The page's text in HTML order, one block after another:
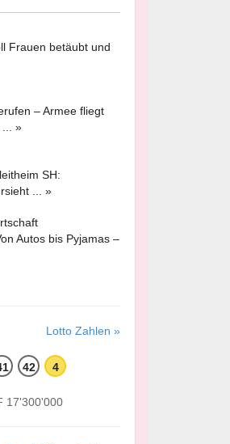
Frauen betäubt und
– Armee fliegt
... »
SH:
... »
Autos bis Pyjamas –
Lotto Zahlen »
42 4
17'300'000